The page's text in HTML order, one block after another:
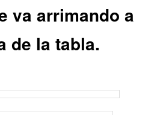
va arrimando a
de la tabla.